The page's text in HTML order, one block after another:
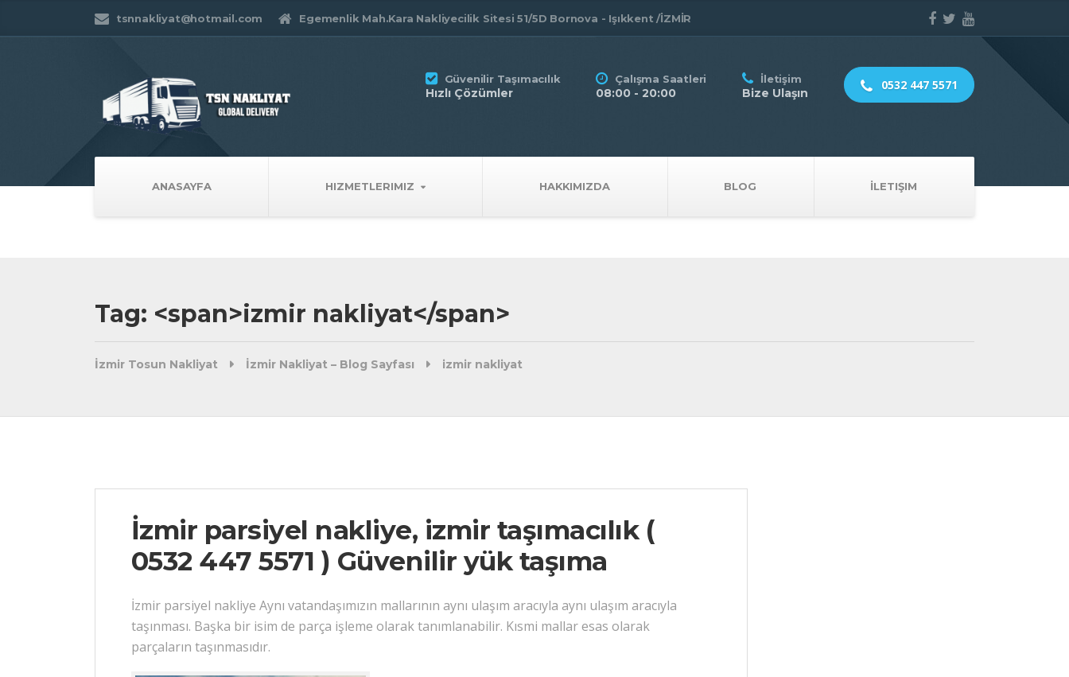
tsnnakliyat@hotmail.com Egemenlik Mah.Kara Nakliyecilik Sitesi 51/5D Bornova - Işıkkent /İZMİR
ANASAYFA HIZMETLERIMIZ HAKKIMIZDA BLOG İLETIŞIM
Güvenilir Taşımacılık
Hızlı Çözümler
Çalışma Saatleri
08:00 - 20:00
İletişim
Bize Ulaşın
0532 447 5571
Tag: <span>izmir nakliyat</span>
İzmir Tosun Nakliyat İzmir Nakliyat – Blog Sayfası izmir nakliyat
İzmir parsiyel nakliye, izmir taşımacılık (
0532 447 5571 ) Güvenilir yük taşıma
İzmir parsiyel nakliye Aynı vatandaşımızın mallarının aynı ulaşım aracıyla aynı ulaşım aracıyla
taşınması. Başka bir isim de parça işleme olarak tanımlanabilir. Kısmi mallar esas olarak
parçaların taşınmasıdır.